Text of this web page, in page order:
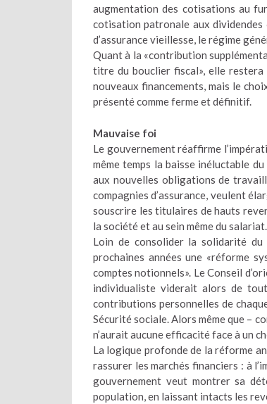
augmentation des cotisations au
cotisation patronale aux
d’assurance vieillesse, le régime
Quant à la «contribution
titre du bouclier fiscal», elle restera
nouveaux financements, mais le
présenté comme ferme et définitif.
Mauvaise foi
Le gouvernement réaffirme
même temps la baisse inéluctable
aux nouvelles obligations de
compagnies d’assurance, veulent
souscrire les titulaires de hauts
la société et au sein même du salariat.
Loin de consolider la solidarité du
prochaines années une «réforme
comptes notionnels». Le Conseil
individualiste viderait alors de
contributions personnelles de
Sécurité sociale. Alors même que –
n’aurait aucune efficacité face à un
La logique profonde de la réforme
rassurer les marchés financiers : à
gouvernement veut montrer sa
population, en laissant intacts les